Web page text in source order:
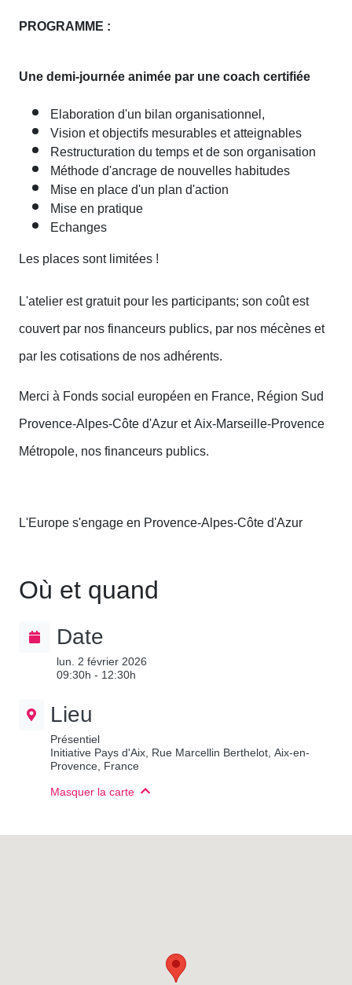
PROGRAMME :
Une demi-journée animée par une coach certifiée
Elaboration d'un bilan organisationnel,
Vision et objectifs mesurables et atteignables
Restructuration du temps et de son organisation
Méthode d'ancrage de nouvelles habitudes
Mise en place d'un plan d'action
Mise en pratique
Echanges
Les places sont limitées !
L'atelier est gratuit pour les participants; son coût est
couvert par nos financeurs publics, par nos mécènes et
par les cotisations de nos adhérents.
Merci à Fonds social européen en France, Région Sud
Provence-Alpes-Côte d'Azur et Aix-Marseille-Provence
Métropole, nos financeurs publics.
L'Europe s'engage en Provence-Alpes-Côte d'Azur
Où et quand
Date
lun. 2 février 2026
09:30h - 12:30h
Lieu
Présentiel
Initiative Pays d'Aix, Rue Marcellin Berthelot, Aix-en-
Provence, France
Masquer la carte